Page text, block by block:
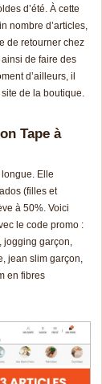
d’été. À cette
nombre d’articles,
de retourner chez
de faire des
d’ailleurs, il
de la boutique.
Tape à
longue. Elle
(filles et
à 50%. Voici
le code promo :
jogging garçon,
jean slim garçon,
en fibres